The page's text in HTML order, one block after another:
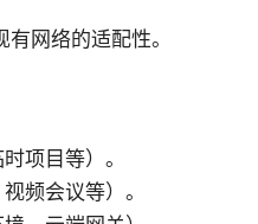
网络的适配性。
项目等）。
频会议等）。